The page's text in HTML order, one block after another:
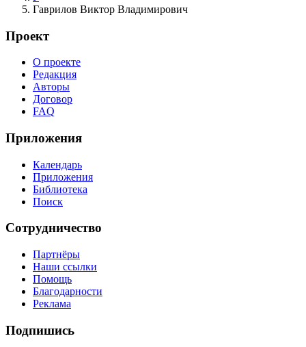
Гаврилов Виктор Владимирович
Проект
О проекте
Редакция
Авторы
Договор
FAQ
Приложения
Календарь
Приложения
Библиотека
Поиск
Сотрудничество
Партнёры
Наши ссылки
Помощь
Благодарности
Реклама
Подпишись